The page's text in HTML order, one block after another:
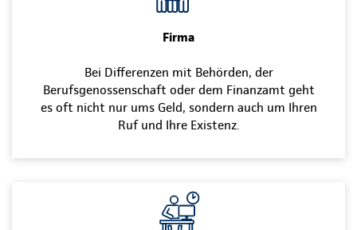
Firma
Bei Differenzen mit Behörden, der
Berufsgenossenschaft oder dem Finanzamt geht
es oft nicht nur ums Geld, sondern auch um Ihren
Ruf und Ihre Existenz.